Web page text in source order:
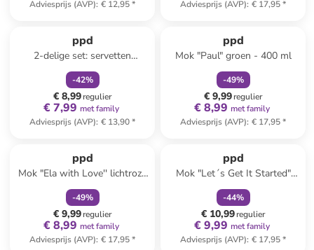
Adviesprijs (AVP): € 12,95*
Adviesprijs (AVP): € 17,95*
ppd
2-delige set: servetten
"Christmas embossed" wit -
2x 20 stuks
-42%
€ 8,99regulier
€ 7,99 met family
Adviesprijs (AVP): € 13,90*
ppd
Mok "Paul" groen - 400 ml
-49%
€ 9,99regulier
€ 8,99 met family
Adviesprijs (AVP): € 17,95*
ppd
Mok "Ela with Love'' lichtroze
- 400 ml
-49%
€ 9,99regulier
€ 8,99 met family
Adviesprijs (AVP): € 17,95*
ppd
Mok "Let´s Get It Started"
wit/oranje - 350 ml
-44%
€ 10,99regulier
€ 9,99 met family
Adviesprijs (AVP): € 17,95*